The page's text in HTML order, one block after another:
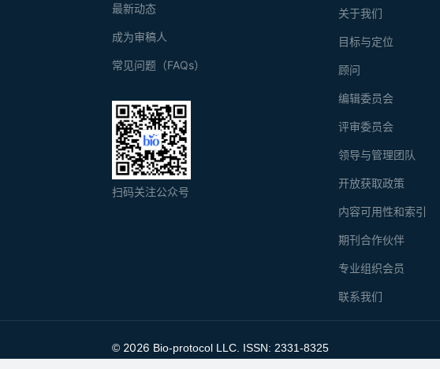
关于我们
目标与定位
顾问
编辑委员会
评审委员会
领导与管理团队
开放获取政策
内容可用性和索引
期刊合作伙伴
专业组织会员
联系我们
最新动态
成为审稿人
常见问题（FAQs）
扫码关注公众号
© 2026 Bio-protocol LLC. ISSN: 2331-8325